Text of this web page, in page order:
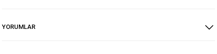
YORUMLAR